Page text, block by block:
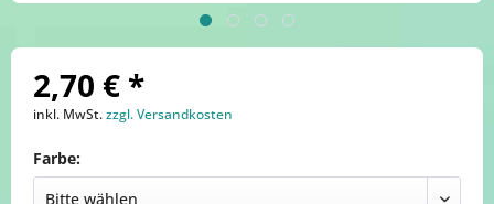
2,70 € *
inkl. MwSt.zzgl. Versandkosten
Farbe: